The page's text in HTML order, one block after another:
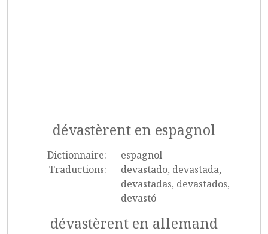
dévastèrent en espagnol
Dictionnaire:
espagnol
Traductions:
devastado, devastada,
devastadas, devastados,
devastó
dévastèrent en allemand